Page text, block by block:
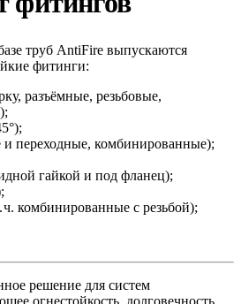
труб AntiFire выпускаются
фитинги:
разъёмные, резьбовые,
и переходные, комбинированные);
гайкой и под фланец);
ч. комбинированные с резьбой);
решение для систем
огнестойкость, долговечность,